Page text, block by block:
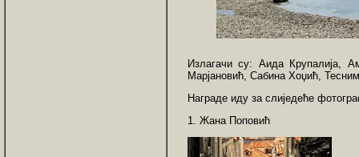
Излагачи су: Аида Крупалија,
Марјановић, Сабина Хоџић,
Награде иду за слиједеће
1. Жана Поповић